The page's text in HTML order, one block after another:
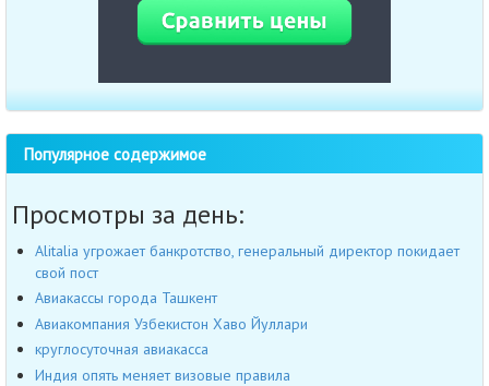
Популярное содержимое
Просмотры за день:
Alitalia угрожает банкротство, генеральный директор покидает
свой пост
Авиакассы города Ташкент
Авиакомпания Узбекистон Хаво Йуллари
круглосуточная авиакасса
Индия опять меняет визовые правила